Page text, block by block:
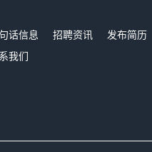
话信息 招聘资讯 发布简历
我们